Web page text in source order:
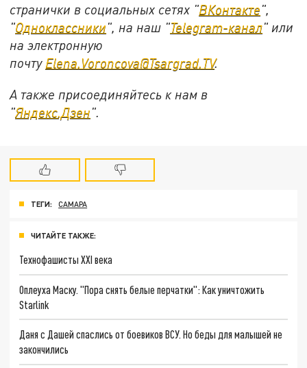
странички в социальных сетях "ВКонтакте",
"Одноклассники", на наш "Telegram-канал" или
на электронную
почту Elena.Voroncova@Tsargrad.TV.
А также присоединяйтесь к нам в
"Яндекс.Дзен".
ТЕГИ: САМАРА
ЧИТАЙТЕ ТАКЖЕ:
Технофашисты XXI века
Оплеуха Маску. "Пора снять белые перчатки": Как уничтожить
Starlink
Даня с Дашей спаслись от боевиков ВСУ. Но беды для малышей не
закончились